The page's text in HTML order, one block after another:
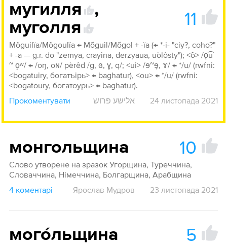
мугилля 2
,
муголля
11
Mõguilïa/Mõgoulïa ← Mõguil/Mõgol + -ïa (← *-i- "ciy?, coho?"
+ -a — g.r. do "zemya, crayina, derzyaua, uòlôsty"); <õ> /o̝͡u
~ o̝ʷ/ ← /oŋ, oɴ/ pèrêd /g, ɢ, ɣ, q/; <ui> /ɘ~ɘ̞, ɤ/ ← */u/ (rwfni:
<bogatuiry, богатъірь> ← baghatur), <ou> ← */u/ (rwfni:
<bogatoury, богатоурь> ← baghatur).
Прокоментувати
אלישע פרוש 24 листопада 2021
монгольщина 10
Слово утворене на зразок Угорщина, Туреччина,
Словаччина, Німеччина, Болгарщина, Арабщина
4 коментарі
Ярослав Мудров 23 листопада 2021
мого́льщина 5